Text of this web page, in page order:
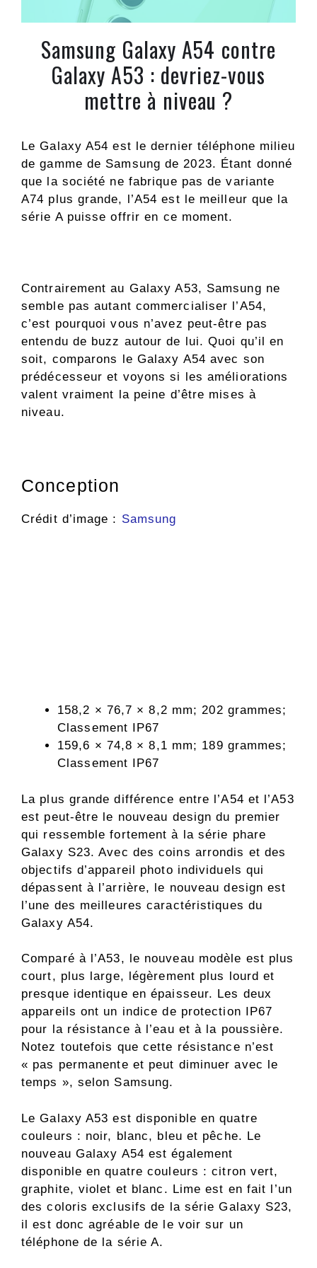
Samsung Galaxy A54 contre
Galaxy A53 : devriez-vous
mettre à niveau ?
Le Galaxy A54 est le dernier téléphone milieu
de gamme de Samsung de 2023. Étant donné
que la société ne fabrique pas de variante
A74 plus grande, l’A54 est le meilleur que la
série A puisse offrir en ce moment.
Contrairement au Galaxy A53, Samsung ne
semble pas autant commercialiser l’A54,
c’est pourquoi vous n’avez peut-être pas
entendu de buzz autour de lui. Quoi qu’il en
soit, comparons le Galaxy A54 avec son
prédécesseur et voyons si les améliorations
valent vraiment la peine d’être mises à
niveau.
Conception
Crédit d’image : Samsung
158,2 × 76,7 × 8,2 mm; 202 grammes;
Classement IP67
159,6 × 74,8 × 8,1 mm; 189 grammes;
Classement IP67
La plus grande différence entre l’A54 et l’A53
est peut-être le nouveau design du premier
qui ressemble fortement à la série phare
Galaxy S23. Avec des coins arrondis et des
objectifs d’appareil photo individuels qui
dépassent à l’arrière, le nouveau design est
l’une des meilleures caractéristiques du
Galaxy A54.
Comparé à l’A53, le nouveau modèle est plus
court, plus large, légèrement plus lourd et
presque identique en épaisseur. Les deux
appareils ont un indice de protection IP67
pour la résistance à l’eau et à la poussière.
Notez toutefois que cette résistance n’est
« pas permanente et peut diminuer avec le
temps », selon Samsung.
Le Galaxy A53 est disponible en quatre
couleurs : noir, blanc, bleu et pêche. Le
nouveau Galaxy A54 est également
disponible en quatre couleurs : citron vert,
graphite, violet et blanc. Lime est en fait l’un
des coloris exclusifs de la série Galaxy S23,
il est donc agréable de le voir sur un
téléphone de la série A.